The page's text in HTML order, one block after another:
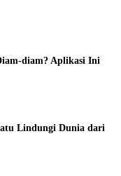
diam? Aplikasi Ini
Lindungi Dunia dari